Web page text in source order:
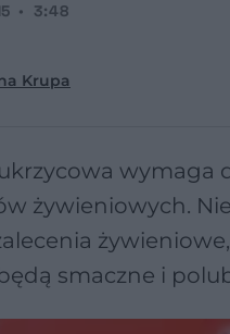
Krupa
3:48
wymaga
żywieniowych.
smaczne i